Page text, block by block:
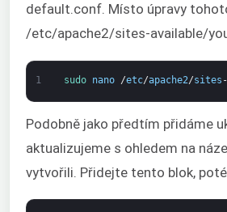
default.conf. Místo úpravy
/etc/apache2/sites-available/
1 sudo nano /etc/apache2/sites -
Podobně jako předtím přidáme
aktualizujeme s ohledem na
vytvořili. Přidejte tento blok,